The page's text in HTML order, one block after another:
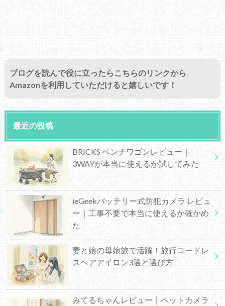
ブログを読んで役に立ったらこちらのリンクから
Amazonを利用していただけると嬉しいです！
最近の投稿
BRICKS ベンチワゴンレビュー｜
3WAYが本当に使えるか試してみた
ieGeekバッテリー式防犯カメラ レビュ
ー｜工事不要で本当に使えるか確かめ
た
妻と娘の母娘旅で活躍！旅行コードレ
スヘアアイロン3選と選び方
みてるちゃんレビュー｜ペットカメラ